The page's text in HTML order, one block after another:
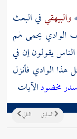
والبيهقيفي البعث
الوادي يحمى لهم
يقولون إن في
هذا الوادي فأنزل
مخضودالآيات
التالي السابق